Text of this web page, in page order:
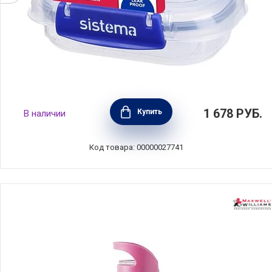
Набор из 3-х контейнеров герметичных KLIP
IT+ 0,18 л, материал пластик, Sistema, Новая
Зеландия, SI881523
В наличии Купить 1 678 РУБ.
Код товара: 00000027741